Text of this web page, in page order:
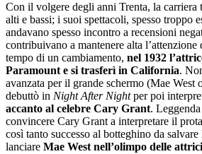
Con il volgere degli anni Trenta, la carriera
alti e bassi; i suoi spettacoli, spesso troppo
andavano spesso incontro a recensioni
contribuivano a mantenere alta
tempo di un cambiamento, nel 1932
Paramount e si trasferì in California.
avanzata per il grande schermo (Mae West
debuttò in Night After Nightper poi
accanto al celebre Cary Grant.
convincere Cary Grant a interpretare il
così tanto successo al botteghino da
lanciare Mae West nell’olimpo delle